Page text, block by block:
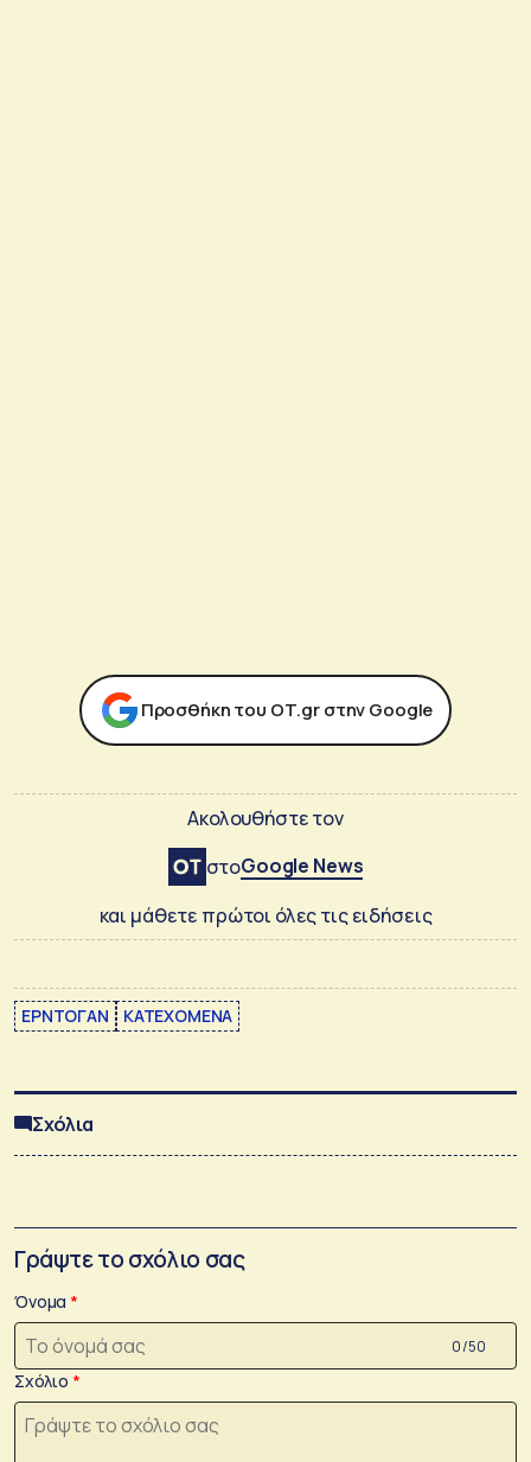
Προσθήκη του ΟΤ.gr στην Google
Ακολουθήστε τον
στοGoogle News
και μάθετε πρώτοι όλες τις ειδήσεις
ΕΡΝΤΟΓΑΝ ΚΑΤΕΧΟΜΕΝΑ
Σχόλια
Γράψτε το σχόλιο σας
Όνομα
0 /50
Σχόλιο